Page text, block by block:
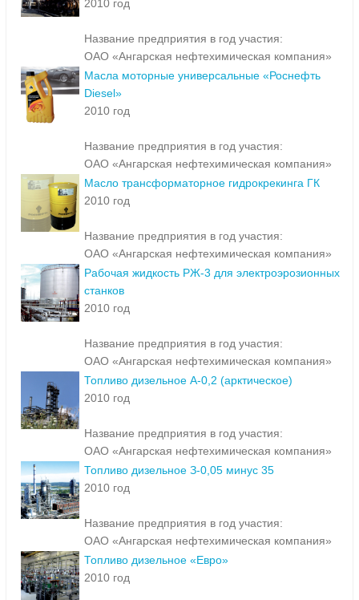
2010 год
Название предприятия в год участия:
ОАО «Ангарская нефтехимическая компания»
Масла моторные универсальные «Роснефть
Diesel»
2010 год
Название предприятия в год участия:
ОАО «Ангарская нефтехимическая компания»
Масло трансформаторное гидрокрекинга ГК
2010 год
Название предприятия в год участия:
ОАО «Ангарская нефтехимическая компания»
Рабочая жидкость РЖ-3 для электроэрозионных
станков
2010 год
Название предприятия в год участия:
ОАО «Ангарская нефтехимическая компания»
Топливо дизельное А-0,2 (арктическое)
2010 год
Название предприятия в год участия:
ОАО «Ангарская нефтехимическая компания»
Топливо дизельное З-0,05 минус 35
2010 год
Название предприятия в год участия:
ОАО «Ангарская нефтехимическая компания»
Топливо дизельное «Евро»
2010 год